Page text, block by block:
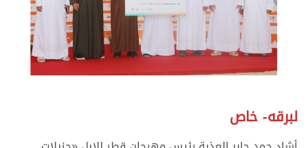
لبرقه- خاص